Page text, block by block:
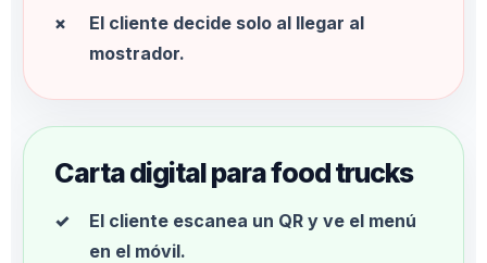
El cliente decide solo al llegar al
mostrador.
Carta digital para food trucks
El cliente escanea un QR y ve el menú
en el móvil.